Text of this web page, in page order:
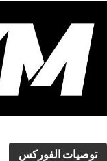
توصيات الفوركس